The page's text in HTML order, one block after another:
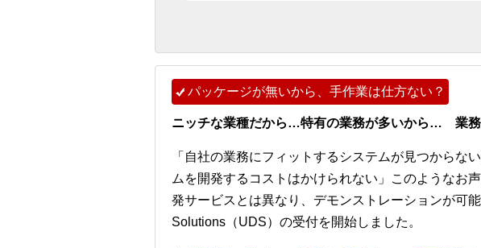
パッケージが無いから、手作業は仕方ない？
ニッチな業種だから…特有の業務が多いから… 業務
「自社の業務にフィットするシステムが見つからな
ムを開発するコストはかけられない」このようなお
発サービスとは異なり、デモンストレーションが可
Solutions（UDS）の受付を開始しました。